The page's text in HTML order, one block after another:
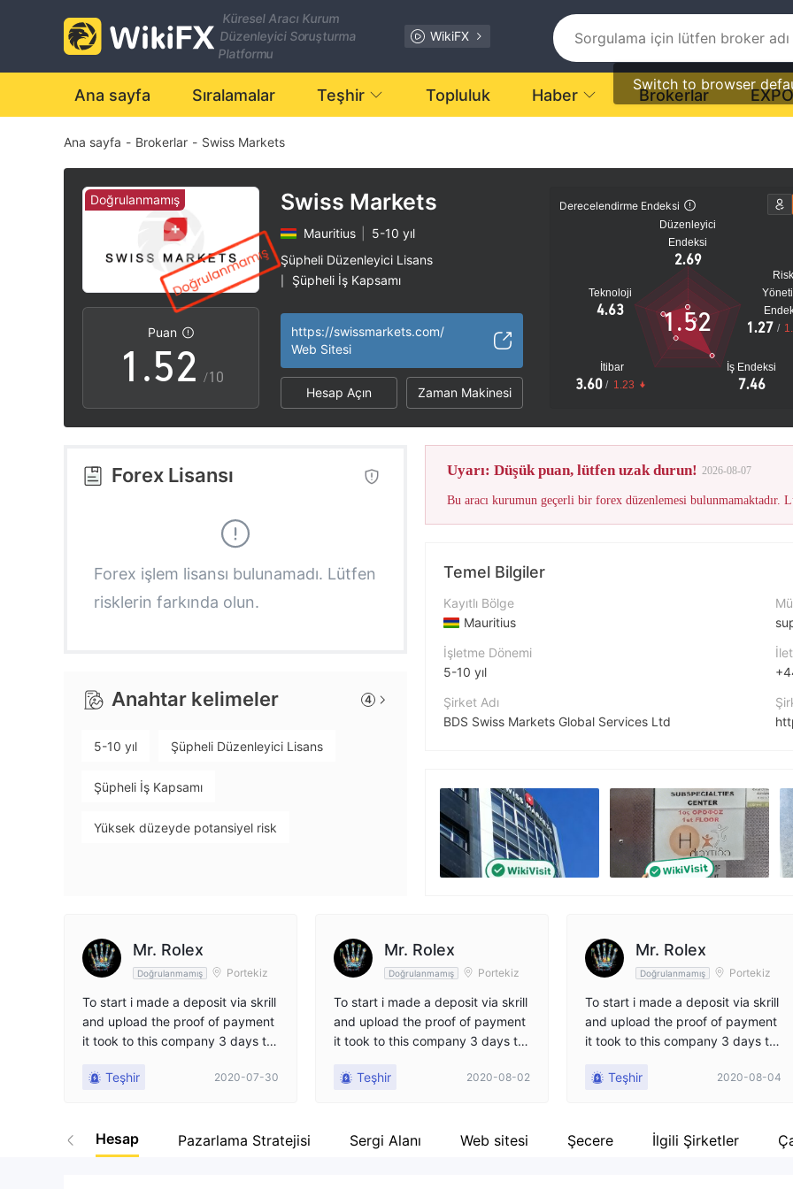
Küresel Aracı Kurum
Düzenleyici Soruşturma
Platformu
WikiFX
Switch to browser
Ana sayfa Sıralamalar Teşhir Topluluk Haber Brokerlar EXPO
Ana sayfa - Brokerlar - Swiss Markets
Doğrulanmamış
Puan
0
1
2
3
5
6
9
.
0
1
2
3
4
5
6
7
9
0
1
2
3
4
6
7
/10
Swiss Markets
Mauritius
5-10 yıl
Şüpheli Düzenleyici Lisans
Şüpheli İş Kapsamı
https://swissmarkets.com/
Web Sitesi
Hesap Açın Zaman Makinesi
Derecelendirme Endeksi
Düzenleyici
Endeksi
2.69
Teknoloji
4.63
İtibar
3.60 / 1.23
İş Endeksi
7.46
Risk
1.27 /
1.52
Forex Lisansı
Forex işlem lisansı bulunamadı. Lütfen
risklerin farkında olun.
Anahtar kelimeler 4
5-10 yıl Şüpheli Düzenleyici Lisans
Şüpheli İş Kapsamı
Yüksek düzeyde potansiyel risk
Uyarı: Düşük puan, lütfen uzak durun! 2026-08-07
Bu aracı kurumun geçerli bir forex düzenlemesi bulunmamaktadır.
Temel Bilgiler
Kayıtlı Bölge
Mauritius
İşletme Dönemi
5-10 yıl
Şirket Adı
BDS Swiss Markets Global Services Ltd
Şirket çalışanı
--
Mr. Rolex
Doğrulanmamış Portekiz
To start i made a deposit via skrill
and upload the proof of payment
it took to this company 3 days to
ontacting my account manager s
have the STP Raw Swiss 5 to hav
e a lower commission and after a
Teşhir 2020-07-30
Mr. Rolex
Doğrulanmamış Portekiz
To start i made a deposit via skrill
and upload the proof of payment
it took to this company 3 days to
ontacting my account manager s
have the STP Raw Swiss 5 to hav
Teşhir 2020-08-02
Mr. Rolex
Doğrulanmamış Portekiz
To start i made a deposit via skrill
and upload the proof of payment
it took to this company 3 days to
ontacting my account manager s
have the STP Raw Swiss 5 to hav
Teşhir 2020-08-04
Hesap Pazarlama Stratejisi Sergi Alanı Web sitesi Şecere İlgili Şirketler